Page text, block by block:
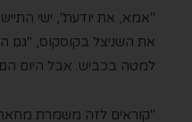
"אמא, את יודעת", ישי
את השניצל בקוסקוס, "גם
למטה בכביש. אבל היום
"קוראים לזה משמרת